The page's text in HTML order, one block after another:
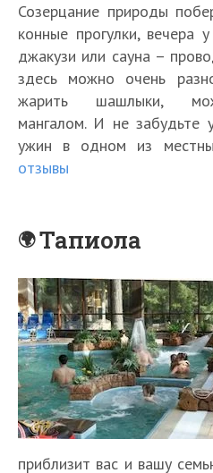
Созерцание природы
конные прогулки, вечера
джакузи или сауна –
здесь можно очень
жарить шашлыки,
мангалом. И не забудьте
ужин в одном из
отзывы
Тапиола
приблизит вас и вашу